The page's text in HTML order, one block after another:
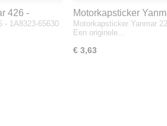
426 -
- 1A8323-65630
Motorkapsticker
1A8333-65610
Motorkapsticker Yanmar
Een originele…
€ 3,63